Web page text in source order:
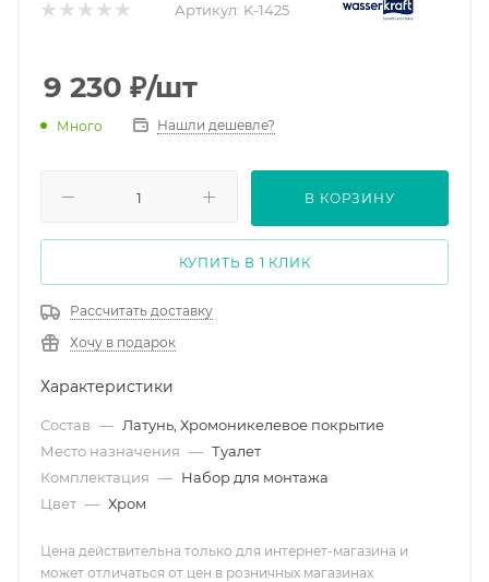
Артикул: K-1425
9 230 ₽/шт
Много Нашли дешевле?
В КОРЗИНУ
КУПИТЬ В 1 КЛИК
Рассчитать доставку
Хочу в подарок
Характеристики
Состав — Латунь, Хромоникелевое покрытие
Место назначения — Туалет
Комплектация — Набор для монтажа
Цвет — Хром
Цена действительна только для интернет-магазина и
может отличаться от цен в розничных магазинах